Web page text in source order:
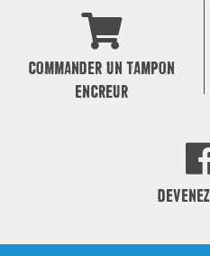
COMMANDER UN TAMPON
ENCREUR